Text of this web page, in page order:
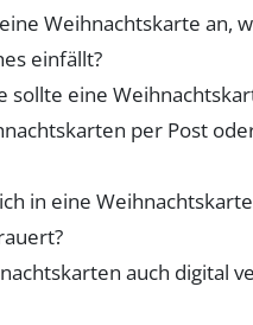
Weihnachtskarte an,
einfällt?
sollte eine
per Post
in eine
auch digital